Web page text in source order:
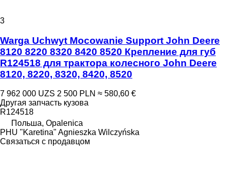
3
Warga Uchwyt Mocowanie Support John Deere
8120 8220 8320 8420 8520 Крепление для губ
R124518 для трактора колесного John Deere
8120, 8220, 8320, 8420, 8520
7 962 000 UZS 2 500 PLN ≈ 580,60 €
Другая запчасть кузова
R124518
Польша, Opalenica
PHU "Karetina" Agnieszka Wilczyńska
Связаться с продавцом